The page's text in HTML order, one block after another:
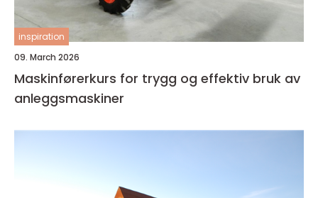
inspiration
09. March 2026
Maskinførerkurs for trygg og effektiv bruk av
anleggsmaskiner